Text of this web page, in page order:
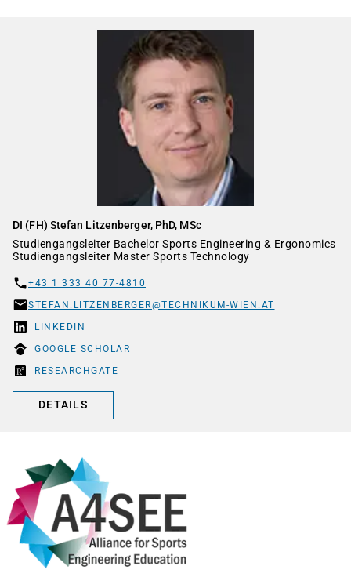
DI (FH) Stefan Litzenberger, PhD, MSc
Studiengangsleiter Bachelor Sports Engineering & Ergonomics
Studiengangsleiter Master Sports Technology
+43 1 333 40 77-4810
STEFAN.LITZENBERGER@TECHNIKUM-WIEN.AT
LINKEDIN
GOOGLE SCHOLAR
RESEARCHGATE
DETAILS